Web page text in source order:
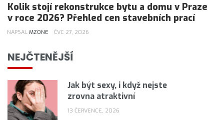
Kolik stojí rekonstrukce bytu a domu v Praze
v roce 2026? Přehled cen stavebních prací
NAPSAL MZONE ČVC 27, 2026
NEJČTENĚJŠÍ
Jak být sexy, i když nejste
zrovna atraktivní
13 ČERVENCE, 2026